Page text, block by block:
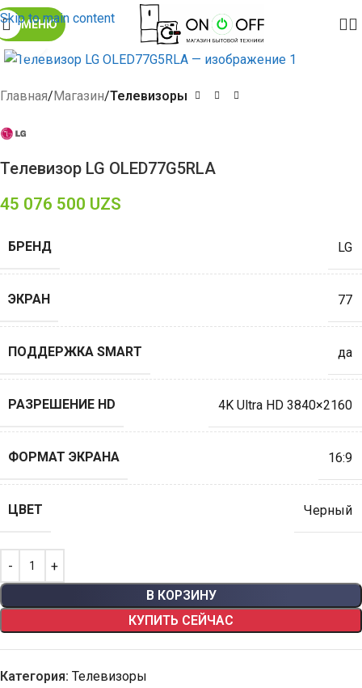
Skip to main content
МЕНЮ
Click to enlarge
Главная Магазин Телевизоры
Телевизор LG OLED77G5RLA
45 076 500 UZS
БРЕНД LG
ЭКРАН 77
ПОДДЕРЖКА SMART да
РАЗРЕШЕНИЕ HD 4K Ultra HD 3840×2160
ФОРМАТ ЭКРАНА 16:9
ЦВЕТ Черный
В КОРЗИНУ
КУПИТЬ СЕЙЧАС
Категория: Телевизоры